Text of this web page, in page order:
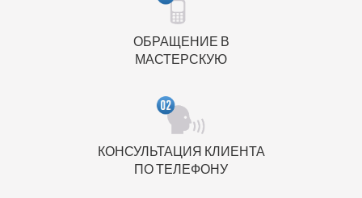
ОБРАЩЕНИЕ В
МАСТЕРСКУЮ
КОНСУЛЬТАЦИЯ КЛИЕНТА
ПО ТЕЛЕФОНУ